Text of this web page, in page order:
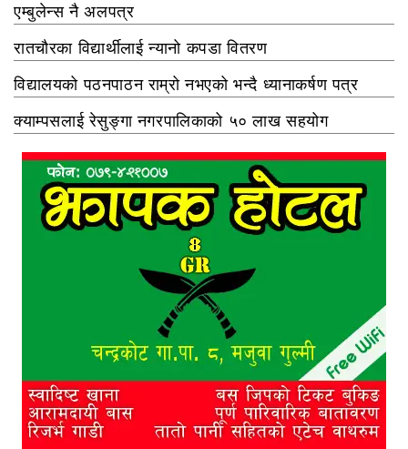
एम्बुलेन्स नै अलपत्र
रातचौरका विद्यार्थीलाई न्यानो कपडा वितरण
विद्यालयको पठनपाठन राम्रो नभएको भन्दै ध्यानाकर्षण पत्र
क्याम्पसलाई रेसुङ्गा नगरपालिकाको ५० लाख सहयोग